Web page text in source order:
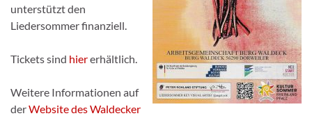
unterstützt den
Liedersommer finanziell.
Tickets sind hiererhältlich.
Weitere Informationen auf
derWebsite des Waldecker